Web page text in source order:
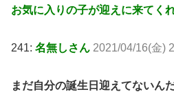
お気に入りの子が迎えに来てく
241: 名無しさん 2021/04/16(金)
まだ自分の誕生日迎えてないん